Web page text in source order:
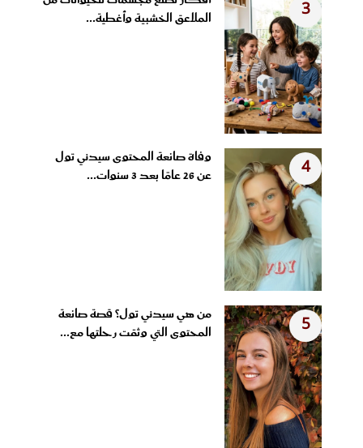
3
الملاعق الخشبية وأغطية...
4
وفاة صانعة المحتوى سيدني تول
عن 26 عامًا بعد 3 سنوات...
5
من هي سيدني تول؟ قصة صانعة
المحتوى التي وثقت رحلتها مع...